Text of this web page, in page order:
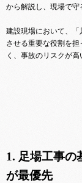
から解説し、現場で
建設現場において、
させる重要な役割を
く、事故のリスクが
1. 足場工事の
が最優先